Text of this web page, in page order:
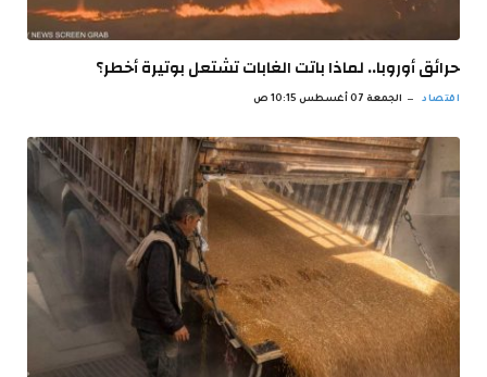
حرائق أوروبا.. لماذا باتت الغابات تشتعل بوتيرة أخطر؟
اقتصاد الجمعة 07 أغسطس 10:15 ص